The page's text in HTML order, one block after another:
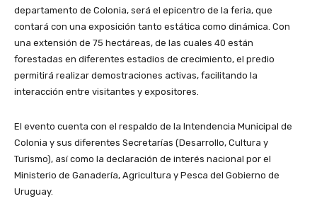
departamento de Colonia, será el epicentro de la feria, que
contará con una exposición tanto estática como dinámica. Con
una extensión de 75 hectáreas, de las cuales 40 están
forestadas en diferentes estadios de crecimiento, el predio
permitirá realizar demostraciones activas, facilitando la
interacción entre visitantes y expositores.
El evento cuenta con el respaldo de la Intendencia Municipal de
Colonia y sus diferentes Secretarías (Desarrollo, Cultura y
Turismo), así como la declaración de interés nacional por el
Ministerio de Ganadería, Agricultura y Pesca del Gobierno de
Uruguay.